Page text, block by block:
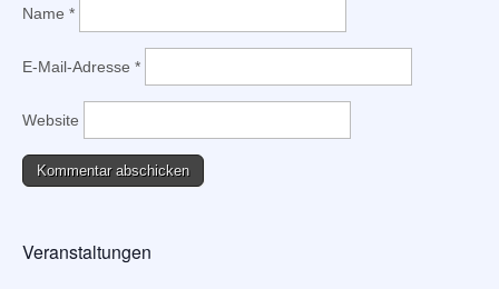
Name *
E-Mail-Adresse *
Website
Veranstaltungen